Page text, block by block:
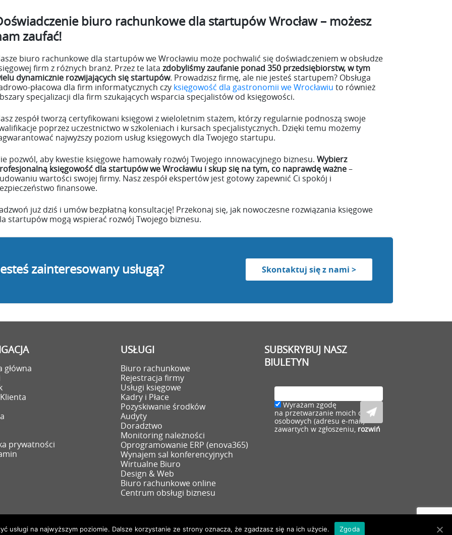
biuro rachunkowe dla startupów Wrocław – możesz
zaufać!
biuro rachunkowe dla startupów we Wrocławiu może pochwalić się doświadczeniem w obsłudze
firm z różnych branż. Przez te lata zdobyliśmy zaufanie ponad 350 przedsiębiorstw, w tym
dynamicznie rozwijających się startupów. Prowadzisz firmę, ale nie jesteś startupem? Obsługa
płacowa dla firm informatycznych czy księgowość dla gastronomii we Wrocławiu to również
specjalizacji dla firm szukających wsparcia specjalistów od księgowości.
zespół tworzą certyfikowani księgowi z wieloletnim stażem, którzy regularnie podnoszą swoje
poprzez uczestnictwo w szkoleniach i kursach specjalistycznych. Dzięki temu możemy
najwyższy poziom usług księgowych dla Twojego startupu.
pozwól, aby kwestie księgowe hamowały rozwój Twojego innowacyjnego biznesu. Wybierz
księgowość dla startupów we Wrocławiu i skup się na tym, co naprawdę ważne–
wartości swojej firmy. Nasz zespół ekspertów jest gotowy zapewnić Ci spokój i
finansowe.
już dziś i umów bezpłatną konsultację! Przekonaj się, jak nowoczesne rozwiązania księgowe
startupów mogą wspierać rozwój Twojego biznesu.
zainteresowany usługą? Skontaktuj się z nami >
główna
prywatności
USŁUGI
Biuro rachunkowe
Rejestracja firmy
Usługi księgowe
Kadry i Płace
Pozyskiwanie środków
Audyty
Doradztwo
Monitoring należności
Oprogramowanie ERP (enova365)
Wynajem sal konferencyjnych
Wirtualne Biuro
Design & Web
Biuro rachunkowe online
Centrum obsługi biznesu
SUBSKRYBUJ NASZ
BIULETYN
Wyrażam zgodę
na przetwarzanie moich danych
osobowych (adresu e-mail)
zawartych w zgłoszeniu, rozwiń
usługi na najwyższym poziomie. Dalsze korzystanie ze strony oznacza, że zgadzasz się na ich użycie. Zgoda